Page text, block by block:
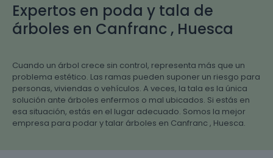
Expertos en poda y tala de
árboles en Canfranc , Huesca
Cuando un árbol crece sin control, representa más que un
problema estético. Las ramas pueden suponer un riesgo para
personas, viviendas o vehículos. A veces, la tala es la única
solución ante árboles enfermos o mal ubicados. Si estás en
esa situación, estás en el lugar adecuado. Somos la mejor
empresa para podar y talar árboles en Canfranc , Huesca.